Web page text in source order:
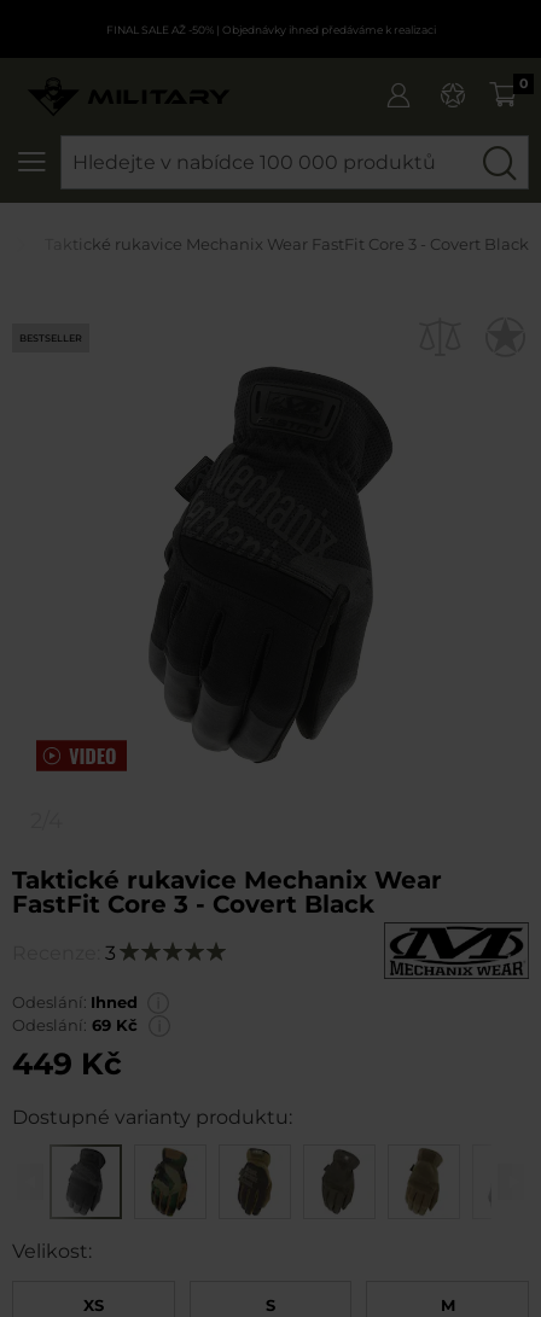
FINAL SALE AŽ -50%| Objednávky ihned předáváme k realizaci
0
Taktické rukavice Mechanix Wear FastFit Core 3 - Covert Black
BESTSELLER
Taktické rukavice Mechanix Wear
FastFit Core 3 - Covert Black
3 Hodnocení:
Odeslání: Ihned
Odeslání: 69 Kč
449 Kč
Dostupné varianty produktu:
Velikost:
XS
S
M